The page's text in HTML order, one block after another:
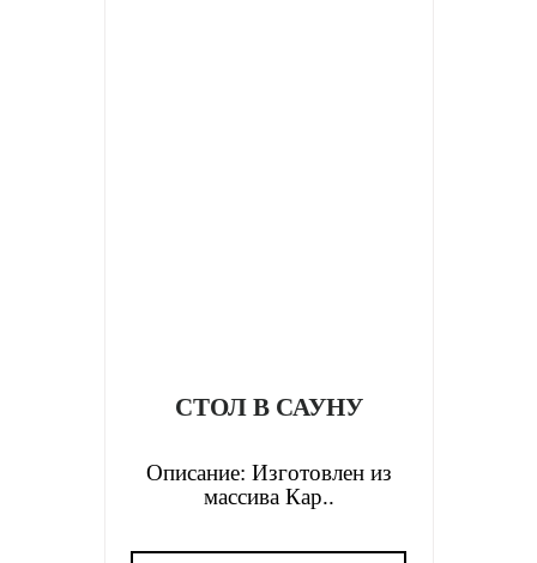
СТОЛ В САУНУ
Описание: Изготовлен из
массива Кар..